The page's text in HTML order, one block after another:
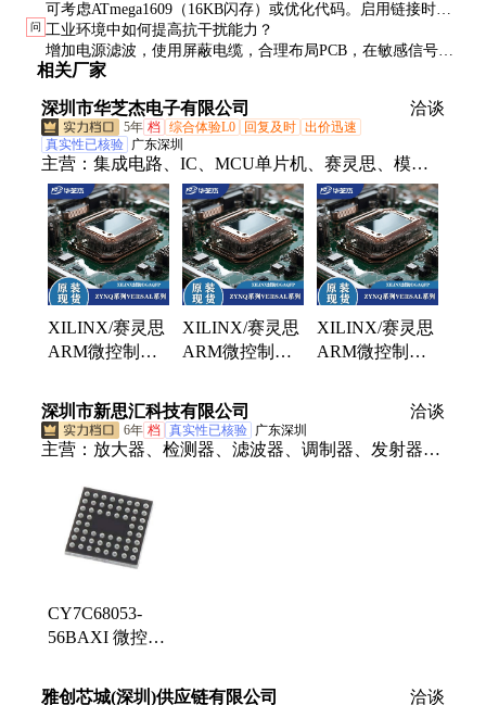
可考虑ATmega1609（16KB闪存）或优化代码。启用链接时优
化（LTO）可显著减少代码尺寸。
问 工业环境中如何提高抗干扰能力？
增加电源滤波，使用屏蔽电缆，合理布局PCB，在敏感信号线
上串联电阻，软件上加入看门狗和错误检测机制。
相关厂家
深圳市华芝杰电子有限公司 洽谈
5年 档 综合体验L0 回复及时 出价迅速
真实性已核验 广东深圳
主营： 集成电路、IC、MCU单片机、赛灵思、模
块、凌特、飞思卡尔、德州
XILINX/赛灵思
ARM微控制器
2FFG900I
XILINX/赛灵思
ARM微控制器
1CLG400C 处理
器 - 专门应用
XILINX/赛灵思
ARM微控制器
1FFG900I 处理
器 - 专门应用
深圳市新思汇科技有限公司 洽谈
6年 档 真实性已核验 广东深圳
主营： 放大器、检测器、滤波器、调制器、发射器、
器、偏置器、振荡器、rfid天线、终端负载、隔直流
器、微波射频、集成电路、同轴开关、接入监控ic、
频率综合器、射频适配器、多路复用器、耦合器电
CY7C68053-
56BAXI 微控制
CYPRESS
雅创芯城(深圳)供应链有限公司 洽谈